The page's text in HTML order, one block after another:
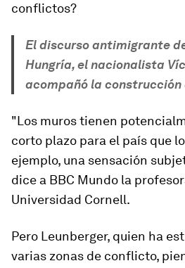
conflictos?
El discurso antimigrante
Hungría, el nacionalista
acompañó la construcción
"Los muros tienen
corto plazo para el país que
ejemplo, una sensación
dice a BBC Mundo la
Universidad Cornell.
Pero Leunberger, quien ha
varias zonas de conflicto,